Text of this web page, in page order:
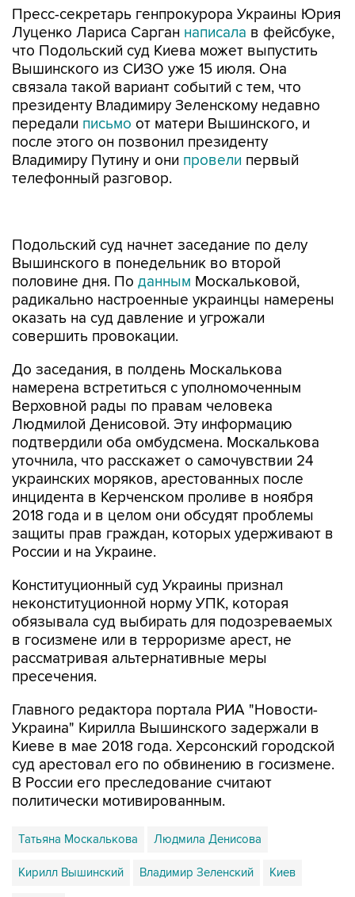
Пресс-секретарь генпрокурора Украины Юрия
Луценко Лариса Сарган написала в фейсбуке,
что Подольский суд Киева может выпустить
Вышинского из СИЗО уже 15 июля. Она
связала такой вариант событий с тем, что
президенту Владимиру Зеленскому недавно
передали письмо от матери Вышинского, и
после этого он позвонил президенту
Владимиру Путину и они провели первый
телефонный разговор.
половине дня. ПоданнымМоскальковой,
радикально настроенные украинцы намерены
оказать на суд давление и угрожали
совершить провокации.
До заседания, в полдень Москалькова
Верховной рады по правам человека
Людмилой Денисовой. Эту информацию
подтвердили оба омбудсмена. Москалькова
уточнила, что расскажет о самочувствии 24
украинских моряков, арестованных после
инцидента в Керченском проливе в ноября
2018 года и в целом они обсудят проблемы
защиты прав граждан, которых удерживают в
России и на Украине.
Конституционный суд Украины признал
обязывала суд выбирать для подозреваемых
в госизмене или в терроризме арест, не
рассматривая альтернативные меры
пресечения.
Главного редактора портала РИА "Новости-
Киеве в мае 2018 года. Херсонский городской
суд арестовал его по обвинению в госизмене.
В России его преследование считают
политически мотивированным.
Татьяна Москалькова Людмила Денисова
Кирилл Вышинский Владимир Зеленский
Херсон